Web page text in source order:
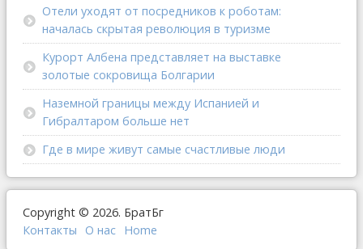
Отели уходят от посредников к роботам:
началась скрытая революция в туризме
Курорт Албена представляет на выставке
золотые сокровища Болгарии
Наземной границы между Испанией и
Гибралтаром больше нет
Где в мире живут самые счастливые люди
Copyright © 2026. БратБг
Контакты
О наc Home